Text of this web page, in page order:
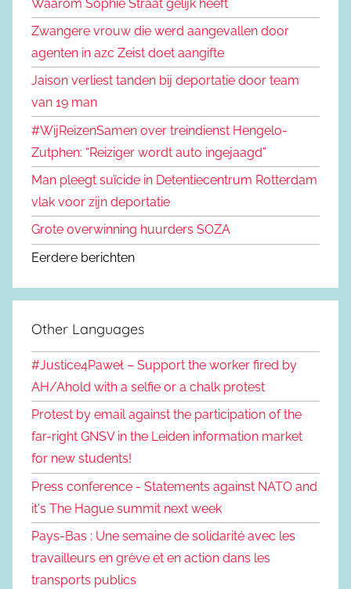
Waarom Sophie Straat gelijk heeft
Zwangere vrouw die werd aangevallen door
agenten in azc Zeist doet aangifte
Jaison verliest tanden bij deportatie door team
van 19 man
#WijReizenSamen over treindienst Hengelo-
Zutphen: “Reiziger wordt auto ingejaagd”
Man pleegt suïcide in Detentiecentrum Rotterdam
vlak voor zijn deportatie
Grote overwinning huurders SOZA
Eerdere berichten
Other Languages
#Justice4Paweł – Support the worker fired by
AH/Ahold with a selfie or a chalk protest
Protest by email against the participation of the
far-right GNSV in the Leiden information market
for new students!
Press conference - Statements against NATO and
it's The Hague summit next week
Pays-Bas : Une semaine de solidarité avec les
travailleurs en grève et en action dans les
transports publics